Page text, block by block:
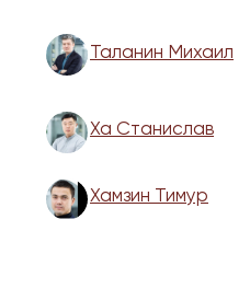
Таланин Михаил
Ха Станислав
Хамзин Тимур